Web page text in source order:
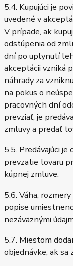
5.4. Kupujúci je
uvedené v
V prípade, ak
odstúpenia od
dní po uplynutí
akceptácii vzniká
náhrady za
na pokus o
pracovných dní
prevziať, je
zmluvy a predať
5.5. Predávajúci
prevzatie tovaru
kúpnej zmluve.
5.6. Váha,
popise
nezáväznými
5.7. Miestom
objednávke, ak